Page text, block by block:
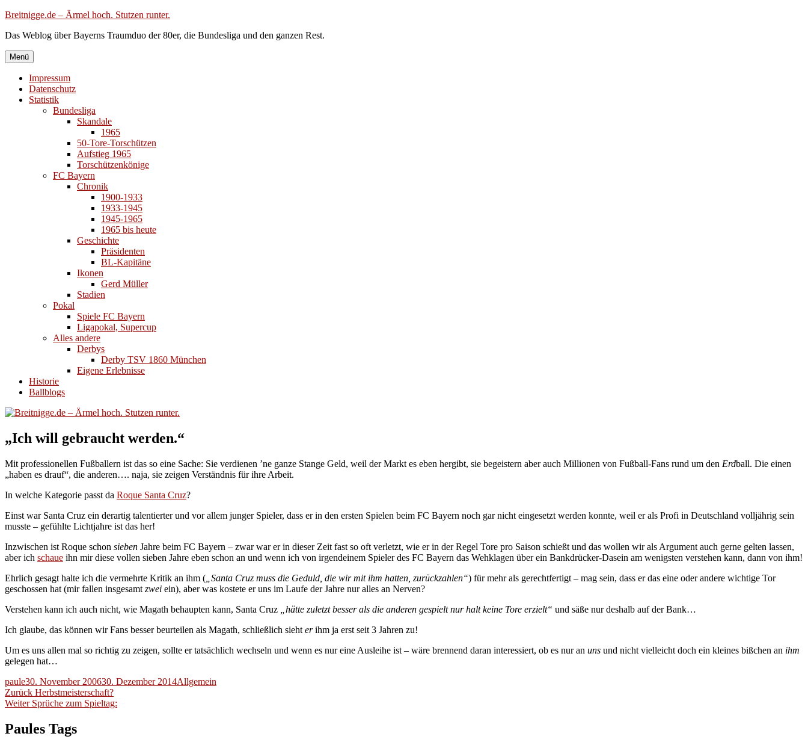
Zum
springen
Breitnigge.de – Ärmel hoch. Stutzen runter.
Das Weblog über Bayerns Traumduo der 80er, die Bundesliga und den ganzen Rest.
Menü
Impressum
Datenschutz
Statistik
Bundesliga
Skandale
1965
50-Tore-Torschützen
Aufstieg 1965
Torschützenkönige
FC Bayern
Chronik
1900-1933
1933-1945
1945-1965
1965 bis heute
Geschichte
Präsidenten
BL-Kapitäne
Ikonen
Gerd Müller
Stadien
Pokal
Spiele FC Bayern
Ligapokal, Supercup
Alles andere
Derbys
Derby TSV 1860 München
Eigene Erlebnisse
Historie
Ballblogs
„Ich will gebraucht werden.“
Mit professionellen Fußballern ist das so eine Sache: Sie verdienen ’ne ganze Stange Geld, weil der Markt es eben hergibt, sie begeistern aber auch Millionen von Fußball-Fans rund um den Erdball. Die einen
„haben es drauf“, die anderen…. naja, sie zeigen Verständnis für ihre Arbeit.
In welche Kategorie passt da Roque Santa Cruz?
Einst war Santa Cruz ein derartig talentierter und vor allem junger Spieler, dass er in den ersten Spielen beim FC Bayern noch gar nicht eingesetzt werden konnte, weil er als Profi in Deutschland volljährig sein
musste – gefühlte Lichtjahre ist das her!
Inzwischen ist Roque schon sieben Jahre beim FC Bayern – zwar war er in dieser Zeit fast so oft verletzt, wie er in der Regel Tore pro Saison schießt und das wollen wir als Argument auch gerne gelten lassen,
aber ich schaue ihn mir diese vollen sieben Jahre eben schon an und wenn ich von irgendeinem Spieler des FC Bayern das Wehklagen über ein Bankdrücker-Dasein am wenigsten verstehen kann, dann von ihm!
Ehrlich gesagt halte ich die vermehrte Kritik an ihm ( „Santa Cruz muss die Geduld, die wir mit ihm hatten, zurückzahlen“) für mehr als gerechtfertigt – mag sein, dass er das eine oder andere wichtige Tor
geschossen hat (mir fallen insgesamt zwei ein), aber was kostete er uns im Laufe der Jahre nur alles an Nerven?
Verstehen kann ich auch nicht, wie Magath behaupten kann, Santa Cruz
„hätte zuletzt besser als die anderen gespielt nur halt keine Tore erzielt“ und säße nur deshalb auf der Bank…
Ich glaube, das können wir Fans besser beurteilen als Magath, schließlich sieht erihm ja erst seit 3 Jahren zu!
Um es uns allen mal so richtig zu zeigen, sollte er tatsächlich wechseln und wenn es nur eine Ausleihe ist – wäre brennend daran interessiert, ob es nur an uns und nicht vielleicht doch ein kleines bißchen an ihm
gelegen hat…
Autor
pauleVeröffentlicht
am
30. November 200630. Dezember 2014Kategorien
Allgemein
Beitragsnavigation
Zurück Vorheriger
Beitrag:
Herbstmeisterschaft?
Weiter Nächster
Sprüche zum Spieltag:
Paules Tags